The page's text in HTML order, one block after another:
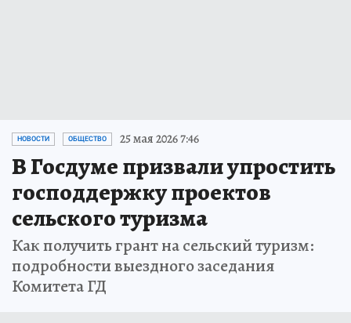
НОВОСТИ ОБЩЕСТВО 25 мая 2026 7:46
В Госдуме призвали упростить
господдержку проектов
сельского туризма
Как получить грант на сельский туризм:
подробности выездного заседания
Комитета ГД